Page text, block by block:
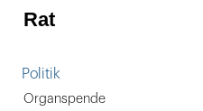
Rat
Politik
Organspende